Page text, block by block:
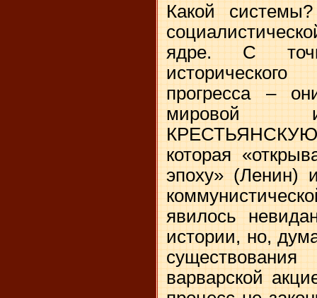
Какой
ядре. С
исторического
прогресса –
мировой
которая
эпоху» (Ленин)
явилось
истории, но,
варварской